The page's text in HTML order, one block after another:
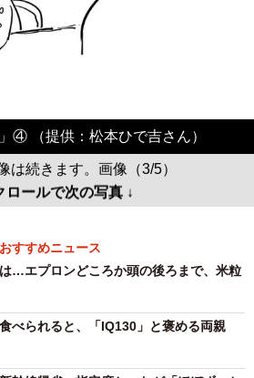
④ （提供：松本ひで吉さん）
は続きます。画像（3/5）
ロールで次の写真 ↓
おすすめニュース
は…エプロンどころか頭の後ろまで、米粒
食べられると、「IQ130」と褒める両親